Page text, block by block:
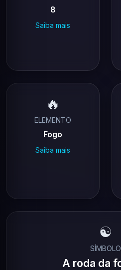
8
Saiba mais
🔥
ELEMENTO
Fogo
Saiba mais
☯️
SÍMBOLO
A roda da